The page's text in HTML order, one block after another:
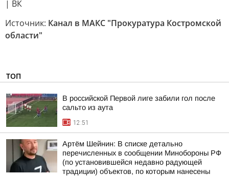
| ВК
Источник: Канал в МАКС "Прокуратура Костромской
области"
ТОП
В российской Первой лиге забили гол после
сальто из аута
12:51
Артём Шейнин: В списке детально
перечисленных в сообщении Минобороны РФ
(по установившейся недавно радующей
традиции) объектов, по которым нанесены